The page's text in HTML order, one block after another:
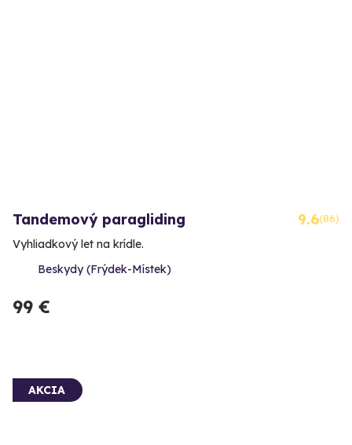
Tandemový paragliding 9.6(86)
Vyhliadkový let na krídle.
Beskydy (Frýdek-Místek)
99 €
AKCIA